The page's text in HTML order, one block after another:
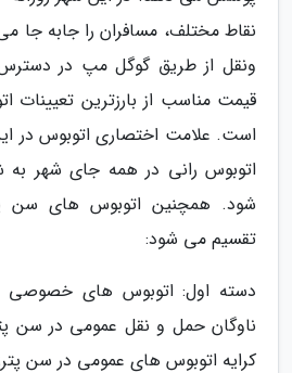
نقاط مختلف، مسافران را جابه جا
ونقل از طریق گوگل مپ در
قیمت مناسب از بارزترین تعیینات
اتوبوس رانی در همه جای شهر به
شود. همچنین اتوبوس های سن
تقسیم می شود:
دسته اول: اتوبوس های خصوصی
ناوگان حمل و نقل عمومی در سن
کرایه اتوبوس های عمومی در سن پترزبورگ 40